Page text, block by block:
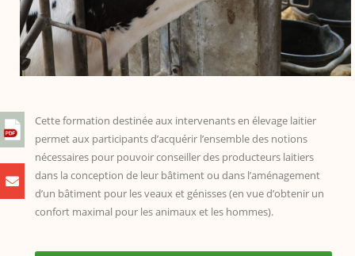
Cette formation destinée aux intervenants en élevage laitier
permet aux participants d’acquérir l’ensemble des notions
nécessaires pour pouvoir conseiller des producteurs laitiers
dans la conception de leur bâtiment ou dans l’aménagement
d’un bâtiment pour les veaux et génisses (en vue d’obtenir un
confort maximal pour les animaux et les hommes).